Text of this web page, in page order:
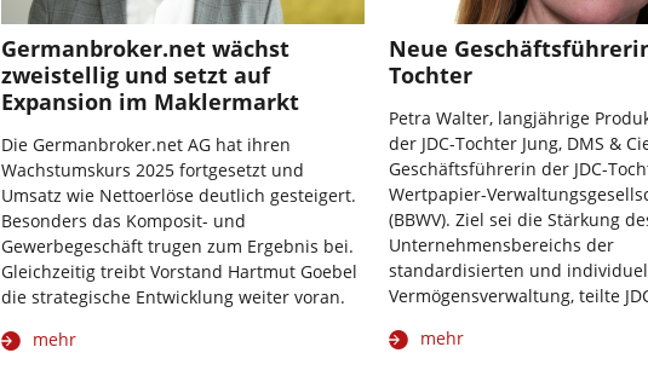
Germanbroker.net wächst
zweistellig und setzt auf
Expansion im Maklermarkt
Die Germanbroker.net AG hat ihren
Wachstumskurs 2025 fortgesetzt und
Umsatz wie Nettoerlöse deutlich gesteigert.
Besonders das Komposit- und
Gewerbegeschäft trugen zum Ergebnis bei.
Gleichzeitig treibt Vorstand Hartmut Goebel
die strategische Entwicklung weiter voran.
mehr
Neue
Tochter
Petra Walter, langjährige
der JDC-Tochter Jung, DMS &
Geschäftsführerin der JDC-
Wertpapier-
(BBWV). Ziel sei die Stärkung
Unternehmensbereichs der
standardisierten und
Vermögensverwaltung, teilte
mehr